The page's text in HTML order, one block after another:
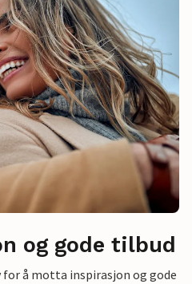
og gode tilbud
å motta inspirasjon og gode